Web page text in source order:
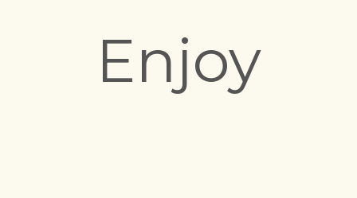
Enjoy